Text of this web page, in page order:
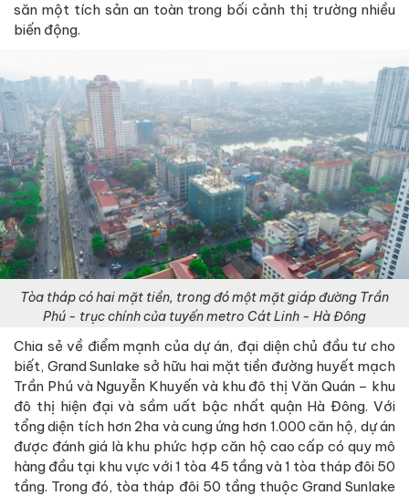
săn một tích sản an toàn trong bối cảnh thị trường nhiều
biến động.
Tòa tháp có hai mặt tiền, trong đó một mặt giáp đường Trần
Phú - trục chính của tuyến metro Cát Linh - Hà Đông
Chia sẻ về điểm mạnh của dự án, đại diện chủ đầu tư cho
biết, Grand Sunlake sở hữu hai mặt tiền đường huyết mạch
Trần Phú và Nguyễn Khuyến và khu đô thị Văn Quán – khu
đô thị hiện đại và sầm uất bậc nhất quận Hà Đông. Với
tổng diện tích hơn 2ha và cung ứng hơn 1.000 căn hộ, dự án
được đánh giá là khu phức hợp căn hộ cao cấp có quy mô
hàng đầu tại khu vực với 1 tòa 45 tầng và 1 tòa tháp đôi 50
tầng. Trong đó, tòa tháp đôi 50 tầng thuộc Grand Sunlake